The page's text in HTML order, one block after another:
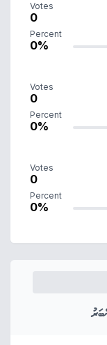
Votes
0
Percent
0%
Votes
0
Percent
0%
Votes
0
Percent
0%